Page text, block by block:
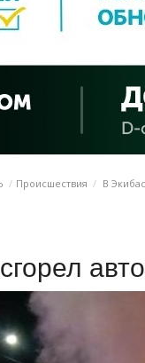
Происшествия В